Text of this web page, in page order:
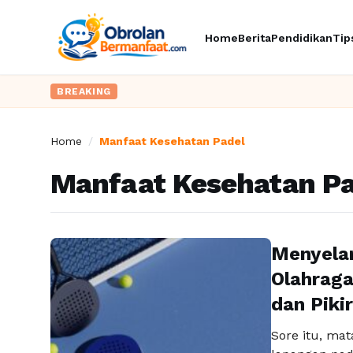
HomeBeritaPendidikan
BREAKING
Home / Manfaat Kesehatan Padel
Manfaat Kesehatan
dan
Sore itu,